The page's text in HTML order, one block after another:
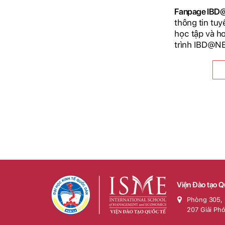
Fanpage
thông tin
học tập và
trình
Viện Đào tạo
Phòng 305,
207 Giải